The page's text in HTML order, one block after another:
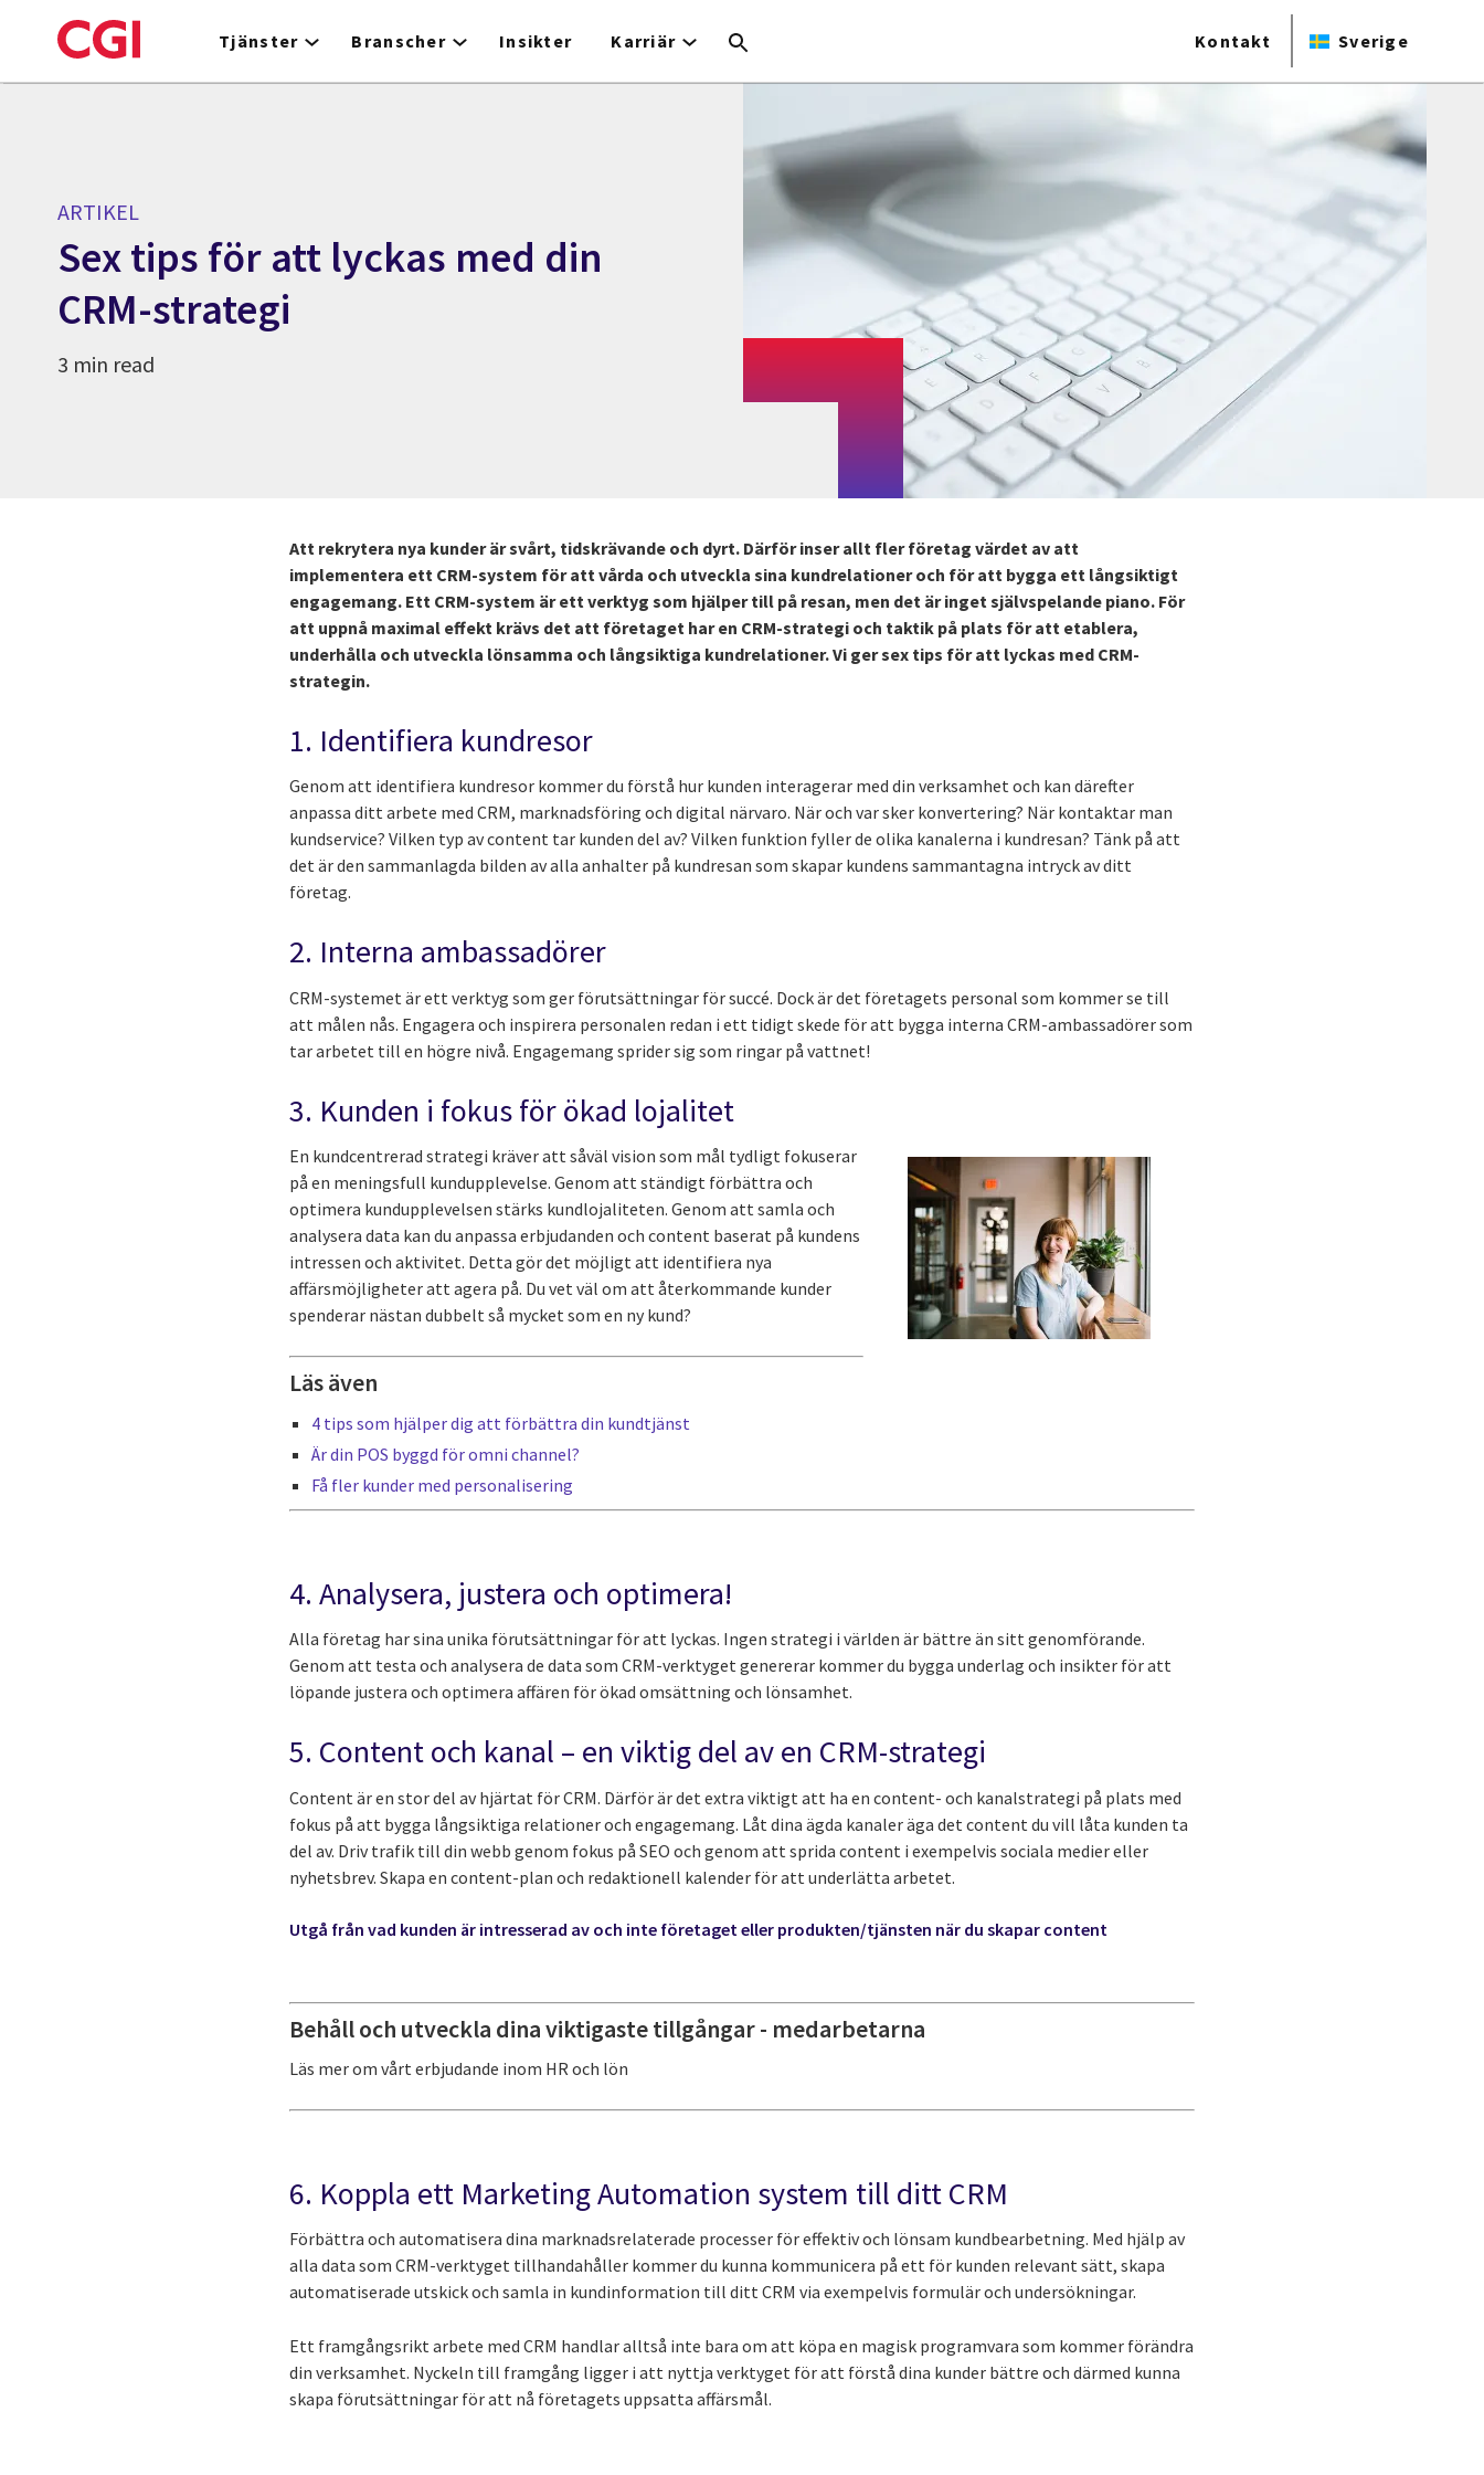
to
Tjänster Branscher Insikter Karriär Kontakt Sverige
ARTIKEL
Sex tips för att lyckas med din
CRM-strategi
3 min read
Att rekrytera nya kunder är svårt, tidskrävande och dyrt. Därför inser allt fler företag värdet av att
implementera ett CRM-system för att vårda och utveckla sina kundrelationer och för att bygga ett långsiktigt
engagemang. Ett CRM-system är ett verktyg som hjälper till på resan, men det är inget självspelande piano. För
att uppnå maximal effekt krävs det att företaget har en CRM-strategi och taktik på plats för att etablera,
underhålla och utveckla lönsamma och långsiktiga kundrelationer. Vi ger sex tips för att lyckas med CRM-
strategin.
1. Identifiera kundresor
Genom att identifiera kundresor kommer du förstå hur kunden interagerar med din verksamhet och kan därefter
anpassa ditt arbete med CRM, marknadsföring och digital närvaro. När och var sker konvertering? När kontaktar man
kundservice? Vilken typ av content tar kunden del av? Vilken funktion fyller de olika kanalerna i kundresan? Tänk på att
det är den sammanlagda bilden av alla anhalter på kundresan som skapar kundens sammantagna intryck av ditt
företag.
2. Interna ambassadörer
CRM-systemet är ett verktyg som ger förutsättningar för succé. Dock är det företagets personal som kommer se till
att målen nås. Engagera och inspirera personalen redan i ett tidigt skede för att bygga interna CRM-ambassadörer som
tar arbetet till en högre nivå. Engagemang sprider sig som ringar på vattnet!
3. Kunden i fokus för ökad lojalitet
En kundcentrerad strategi kräver att såväl vision som mål tydligt fokuserar
på en meningsfull kundupplevelse. Genom att ständigt förbättra och
optimera kundupplevelsen stärks kundlojaliteten. Genom att samla och
analysera data kan du anpassa erbjudanden och content baserat på kundens
intressen och aktivitet. Detta gör det möjligt att identifiera nya
affärsmöjligheter att agera på. Du vet väl om att återkommande kunder
spenderar nästan dubbelt så mycket som en ny kund?
Läs även
4 tips som hjälper dig att förbättra din kundtjänst
Är din POS byggd för omni channel?
Få fler kunder med personalisering
4. Analysera, justera och optimera!
Alla företag har sina unika förutsättningar för att lyckas. Ingen strategi i världen är bättre än sitt genomförande.
Genom att testa och analysera de data som CRM-verktyget genererar kommer du bygga underlag och insikter för att
löpande justera och optimera affären för ökad omsättning och lönsamhet.
5. Content och kanal – en viktig del av en CRM-strategi
Content är en stor del av hjärtat för CRM. Därför är det extra viktigt att ha en content- och kanalstrategi på plats med
fokus på att bygga långsiktiga relationer och engagemang. Låt dina ägda kanaler äga det content du vill låta kunden ta
del av. Driv trafik till din webb genom fokus på SEO och genom att sprida content i exempelvis sociala medier eller
nyhetsbrev. Skapa en content-plan och redaktionell kalender för att underlätta arbetet.
Utgå från vad kunden är intresserad av och inte företaget eller produkten/tjänsten när du skapar content
Behåll och utveckla dina viktigaste tillgångar - medarbetarna
Läs mer om vårt erbjudande inom HR och lön
6. Koppla ett Marketing Automation system till ditt CRM
Förbättra och automatisera dina marknadsrelaterade processer för effektiv och lönsam kundbearbetning. Med hjälp av
alla data som CRM-verktyget tillhandahåller kommer du kunna kommunicera på ett för kunden relevant sätt, skapa
automatiserade utskick och samla in kundinformation till ditt CRM via exempelvis formulär och undersökningar.
Ett framgångsrikt arbete med CRM handlar alltså inte bara om att köpa en magisk programvara som kommer förändra
din verksamhet. Nyckeln till framgång ligger i att nyttja verktyget för att förstå dina kunder bättre och därmed kunna
skapa förutsättningar för att nå företagets uppsatta affärsmål.